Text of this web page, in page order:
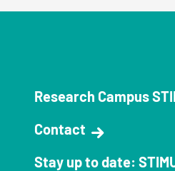
Research Campus
Contact
Stay up to date: